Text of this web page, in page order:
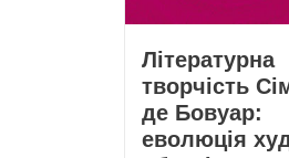
Літературна
творчість
де Бовуар:
еволюція